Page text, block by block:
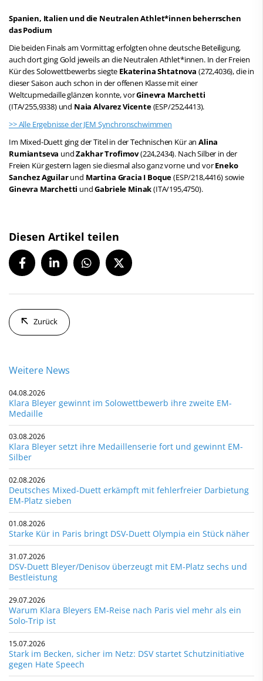
Spanien, Italien und die Neutralen Athlet*innen beherrschen
das Podium
Die beiden Finals am Vormittag erfolgten ohne deutsche Beteiligung,
auch dort ging Gold jeweils an die Neutralen Athlet*innen. In der Freien
Kür des Solowettbewerbs siegte Ekaterina Shtatnova (272,4036), die in
dieser Saison auch schon in der offenen Klasse mit einer
Weltcupmedaille glänzen konnte, vorGinevra Marchetti
(ITA/255,9338) und Naia Alvarez Vicente(ESP/252,4413).
>> Alle Ergebnisse der JEM Synchronschwimmen
Im Mixed-Duett ging der Titel in der Technischen Kür anAlina
Rumiantseva undZakhar Trofimov(224,2434). Nach Silber in der
Freien Kür gestern lagen sie diesmal also ganz vorne und vorEneko
Sanchez Aguilarund Martina Gracia I Boque(ESP/218,4416) sowie
Ginevra Marchetti undGabriele Minak(ITA/195,4750).
Diesen Artikel teilen
Zurück
Weitere News
04.08.2026
Klara Bleyer gewinnt im Solowettbewerb ihre zweite EM-
Medaille
03.08.2026
Klara Bleyer setzt ihre Medaillenserie fort und gewinnt EM-
Silber
02.08.2026
Deutsches Mixed-Duett erkämpft mit fehlerfreier Darbietung
EM-Platz sieben
01.08.2026
Starke Kür in Paris bringt DSV-Duett Olympia ein Stück näher
31.07.2026
DSV-Duett Bleyer/Denisov überzeugt mit EM-Platz sechs und
Bestleistung
29.07.2026
Warum Klara Bleyers EM-Reise nach Paris viel mehr als ein
Solo-Trip ist
15.07.2026
Stark im Becken, sicher im Netz: DSV startet Schutzinitiative
gegen Hate Speech